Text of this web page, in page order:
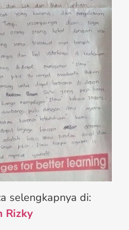
selengkapnya di:
Rizky